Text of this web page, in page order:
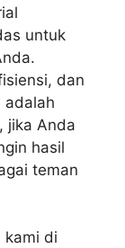
untuk
dan
adalah
jika Anda
hasil
teman
kami di